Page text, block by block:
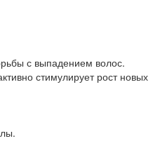
с выпадением волос.
стимулирует рост новых